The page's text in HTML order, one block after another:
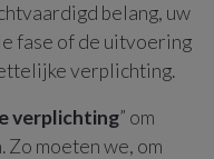
belang, uw
fase of de uitvoering
verplichting.
verplichting” om
Zo moeten we, om